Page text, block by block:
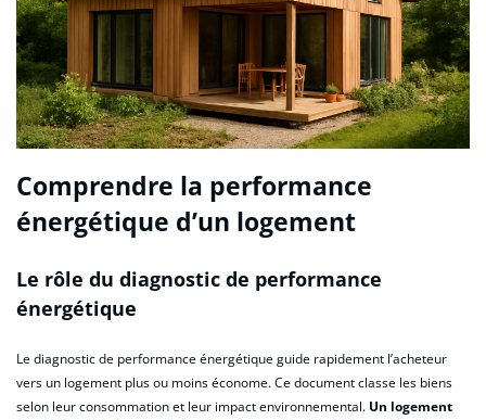
Comprendre la performance
énergétique d’un logement
Le rôle du diagnostic de performance
énergétique
Le diagnostic de performance énergétique guide rapidement l’acheteur
vers un logement plus ou moins économe. Ce document classe les biens
selon leur consommation et leur impact environnemental. Un logement